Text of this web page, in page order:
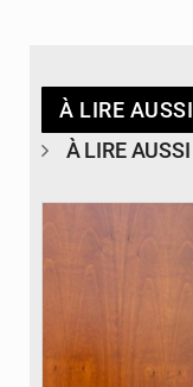
À LIRE AUSSI
À LIRE AUSSI